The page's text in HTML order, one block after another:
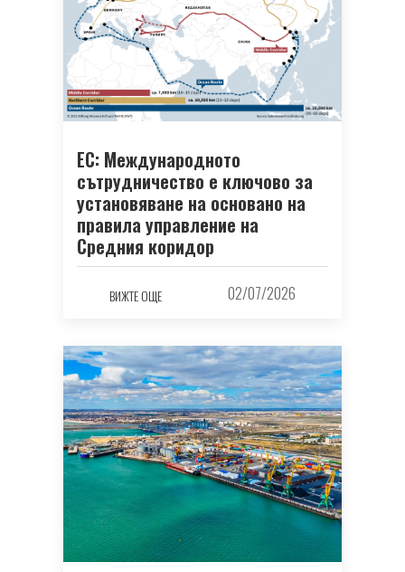
ЕС: Международното
сътрудничество е ключово за
установяване на основано на
правила управление на
Средния коридор
ВИЖТЕ ОЩЕ 02/07/2026